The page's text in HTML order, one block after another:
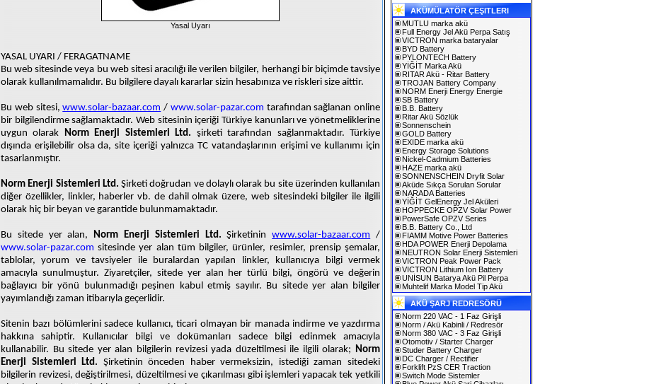
Yasal Uyarı
YASAL UYARI / FERAGATNAME
Bu web sitesinde veya bu web sitesi aracılığı ile verilen bilgiler, herhangi bir biçimde tavsiye
olarak kullanılmamalıdır. Bu bilgilere dayalı kararlar sizin hesabınıza ve riskleri size aittir.
Bu web sitesi,www.solar-bazaar.com / www.solar-pazar.com tarafından sağlanan online
bir bilgilendirme sağlamaktadır. Web sitesinin içeriği Türkiye kanunları ve yönetmeliklerine
uygun olarak Norm Enerji Sistemleri Ltd. şirketi tarafından sağlanmaktadır. Türkiye
dışında erişilebilir olsa da, site içeriği yalnızca TC vatandaşlarının erişimi ve kullanımı için
tasarlanmıştır.
Norm Enerji Sistemleri Ltd. Şirketi doğrudan ve dolaylı olarak bu site üzerinden kullanılan
diğer özellikler, linkler, haberler vb. de dahil olmak üzere, web sitesindeki bilgiler ile ilgili
olarak hiç bir beyan ve garantide bulunmamaktadır.
Bu sitede yer alan,Norm Enerji Sistemleri Ltd. Şirketininwww.solar-bazaar.com /
www.solar-pazar.com sitesinde yer alan tüm bilgiler, ürünler, resimler, prensip şemalar,
tablolar, yorum ve tavsiyeler ile buralardan yapılan linkler, kullanıcıya bilgi vermek
amacıyla sunulmuştur. Ziyaretçiler, sitede yer alan her türlü bilgi, öngörü ve değerin
bağlayıcı bir yönü bulunmadığı peşinen kabul etmiş sayılır. Bu sitede yer alan bilgiler
yayımlandığı zaman itibarıyla geçerlidir.
Sitenin bazı bölümlerini sadece kullanıcı, ticari olmayan bir manada indirme ve yazdırma
hakkına sahiptir. Kullanıcılar bilgi ve dokümanları sadece bilgi edinmek amacıyla
kullanabilir. Bu sitede yer alan bilgilerin revizesi yada düzeltilmesi ile ilgili olarak; Norm
Enerji Sistemleri Ltd. Şirketinin önceden haber vermeksizin, istediği zaman sitedeki
bilgilerin revizesi, değiştirilmesi, düzeltilmesi ve çıkarılması gibi işlemleri yapacak tek yetkili
AKÜMÜLATÖR ÇEŞITLERI
MUTLU marka akü
Full Energy Jel Akü Perpa Satış
VICTRON marka bataryalar
BYD Battery
PYLONTECH Battery
YİĞİT Marka Akü
RITAR Akü - Ritar Battery
TROJAN Battery Company
NORM Enerji Energy Energie
SB Battery
B.B. Battery
Ritar Akü Sözlük
Sonnenschein
GOLD Battery
EXIDE marka akü
Energy Storage Solutions
Nickel-Cadmium Batteries
HAZE marka akü
SONNENSCHEIN Dryfit Solar
Aküde Sıkça Sorulan Sorular
NARADA Batteries
YİĞİT GelEnergy Jel Aküleri
HOPPECKE OPZV Solar Power
PowerSafe OPZV Series
B.B. Battery Co., Ltd
FIAMM Motive Power Batteries
HDA POWER Enerji Depolama
NEUTRON Solar Enerji Sistemleri
VICTRON Peak Power Pack
VICTRON Lithium Ion Battery
UNİSUN Batarya Akü Pil Perpa
Muhtelif Marka Model Tip Akü
AKÜ ŞARJ REDRESÖRÜ
Norm 220 VAC - 1 Faz Girişli
Norm / Akü Kabinli / Redresör
Norm 380 VAC - 3 Faz Girişli
Otomotiv / Starter Charger
Studer Battery Charger
DC Charger / Rectifier
Forklift PzS CER Traction
Switch Mode Sistemler